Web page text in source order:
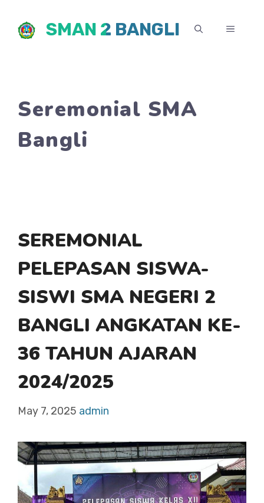
SMAN 2 BANGLI MENU
Seremonial SMA
Bangli
SEREMONIAL
PELEPASAN SISWA-
SISWI SMA NEGERI 2
BANGLI ANGKATAN KE-
36 TAHUN AJARAN
2024/2025
May 7, 2025 admin